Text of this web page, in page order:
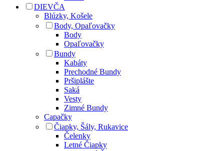
DIEVČA
Blúzky, Košele
Body, Opaľovačky
Body
Opaľovačky
Bundy
Kabáty
Prechodné Bundy
Pršiplášte
Saká
Vesty
Zimné Bundy
Capačky
Čiapky, Šály, Rukavice
Čelenky
Letné Čiapky